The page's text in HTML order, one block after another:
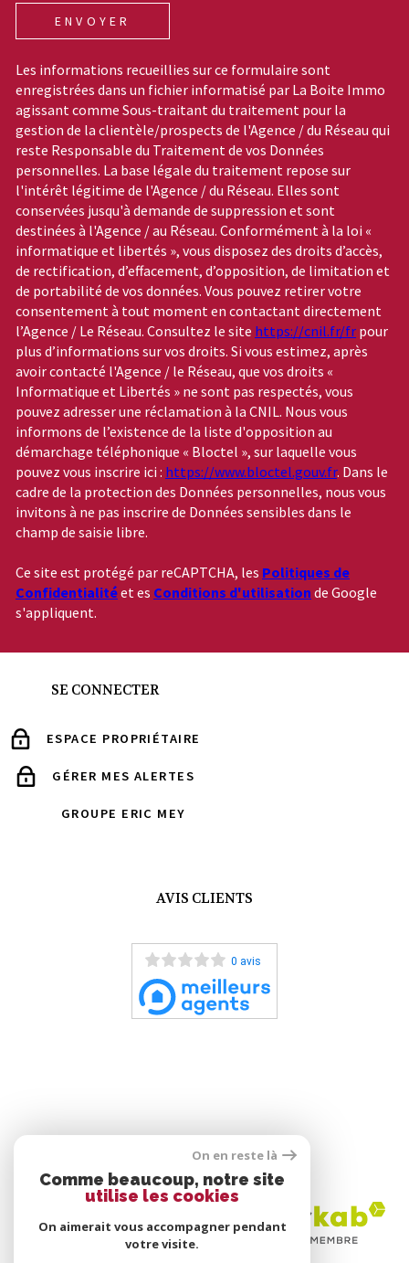
ENVOYER
Les informations recueillies sur ce formulaire sont
enregistrées dans un fichier informatisé par La Boite Immo
agissant comme Sous-traitant du traitement pour la
gestion de la clientèle/prospects de l'Agence / du Réseau qui
reste Responsable du Traitement de vos Données
personnelles. La base légale du traitement repose sur
l'intérêt légitime de l'Agence / du Réseau. Elles sont
conservées jusqu'à demande de suppression et sont
destinées à l'Agence / au Réseau. Conformément à la loi «
informatique et libertés », vous disposez des droits d’accès,
de rectification, d’effacement, d’opposition, de limitation et
de portabilité de vos données. Vous pouvez retirer votre
consentement à tout moment en contactant directement
l’Agence / Le Réseau. Consultez le site https://cnil.fr/fr pour
plus d’informations sur vos droits. Si vous estimez, après
avoir contacté l'Agence / le Réseau, que vos droits «
Informatique et Libertés » ne sont pas respectés, vous
pouvez adresser une réclamation à la CNIL. Nous vous
informons de l’existence de la liste d'opposition au
démarchage téléphonique « Bloctel », sur laquelle vous
pouvez vous inscrire ici : https://www.bloctel.gouv.fr. Dans le
cadre de la protection des Données personnelles, nous vous
invitons à ne pas inscrire de Données sensibles dans le
champ de saisie libre.
Ce site est protégé par reCAPTCHA, les Politiques de
Confidentialitéet es Conditions d'utilisation de Google
s'appliquent.
SE CONNECTER
ESPACE PROPRIÉTAIRE
GÉRER MES ALERTES
GROUPE ERIC MEY
AVIS CLIENTS
0 avis
ADHÉRENTS
On en reste là
Comme beaucoup, notre site
utilise les cookies
On aimerait vous accompagner pendant
votre visite.